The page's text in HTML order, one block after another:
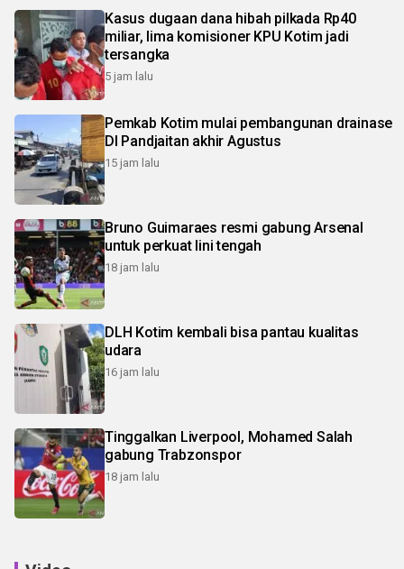
Kasus dugaan dana hibah pilkada Rp40
miliar, lima komisioner KPU Kotim jadi
tersangka
5 jam lalu
Pemkab Kotim mulai pembangunan drainase
DI Pandjaitan akhir Agustus
15 jam lalu
Bruno Guimaraes resmi gabung Arsenal
untuk perkuat lini tengah
18 jam lalu
DLH Kotim kembali bisa pantau kualitas
udara
16 jam lalu
Tinggalkan Liverpool, Mohamed Salah
gabung Trabzonspor
18 jam lalu